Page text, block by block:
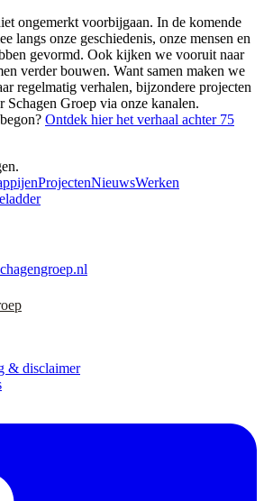
ongemerkt voorbijgaan. In de komende
langs onze geschiedenis, onze mensen en
gevormd. Ook kijken we vooruit naar
verder bouwen. Want samen maken we
regelmatig verhalen, bijzondere projecten
Schagen Groep via onze kanalen.
Ontdek hier het verhaal achter 75
ProjectenNieuwsWerken
& disclaimer